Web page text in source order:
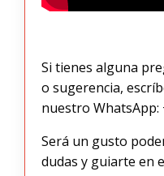
Si tienes alguna
o sugerencia,
nuestro WhatsApp:
Será un gusto
dudas y guiarte en